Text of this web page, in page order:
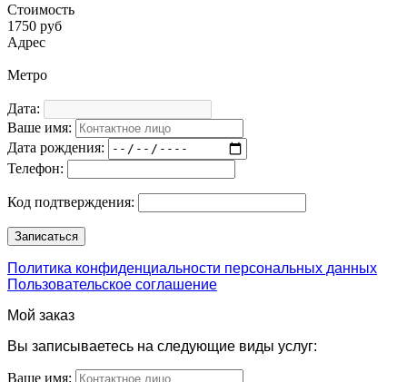
Стоимость
1750 руб
Адрес
Метро
Дата:
Ваше имя:
Дата рождения:
Телефон:
Код подтверждения:
Политика конфиденциальности персональных данных
Пользовательское соглашение
Мой заказ
Вы записываетесь на следующие виды услуг:
Ваше имя: